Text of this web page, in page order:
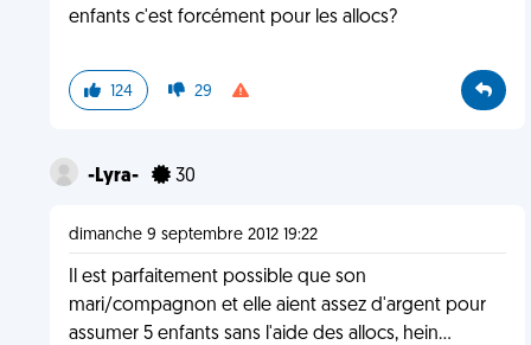
enfants c'est forcément pour les allocs?
124 29
-Lyra- 30
dimanche 9 septembre 2012 19:22
Il est parfaitement possible que son
mari/compagnon et elle aient assez d'argent pour
assumer 5 enfants sans l'aide des allocs, hein...